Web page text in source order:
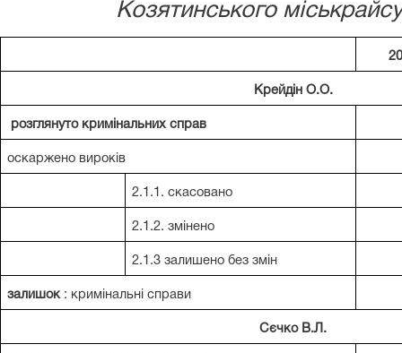
Козятинського
Крейдін О.О.
розглянуто кримінальних справ
оскаржено вироків
2.1.1. скасовано
2.1.2. змінено
2.1.3 залишено без змін
залишок: кримінальні справи
Сєчко В.Л.